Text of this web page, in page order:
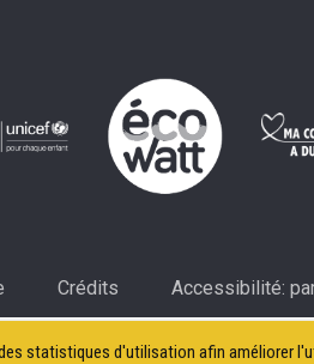
statistiques d'utilisation afin améliorer
Crédits Accessibilité: